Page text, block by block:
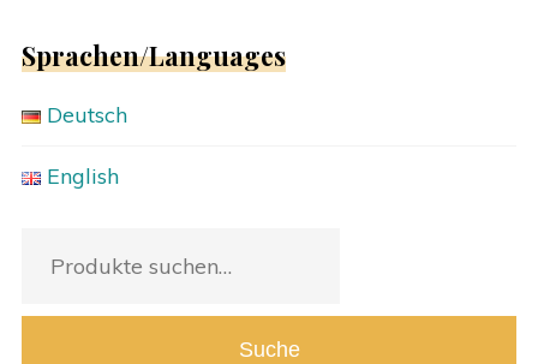
Sprachen/Languages
Deutsch
English
Suche